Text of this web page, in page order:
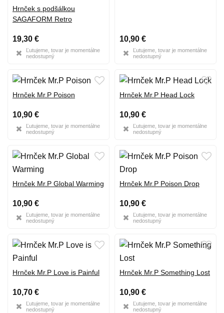
Hrnček s podšálkou
SAGAFORM Retro
19,30 €
Ľutujeme, tovar je momentálne
nedostupný
10,90 €
Ľutujeme, tovar je momentálne
nedostupný
Hrnček Mr.P Poison
10,90 €
Ľutujeme, tovar je momentálne
nedostupný
Hrnček Mr.P Head Lock
10,90 €
Ľutujeme, tovar je momentálne
nedostupný
Hrnček Mr.P Global Warming
10,90 €
Ľutujeme, tovar je momentálne
nedostupný
Hrnček Mr.P Poison Drop
10,90 €
Ľutujeme, tovar je momentálne
nedostupný
Hrnček Mr.P Love is Painful
10,70 €
Ľutujeme, tovar je momentálne
nedostupný
Hrnček Mr.P Something Lost
10,90 €
Ľutujeme, tovar je momentálne
nedostupný